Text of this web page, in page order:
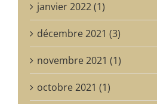
janvier 2022 (1)
décembre 2021 (3)
novembre 2021 (1)
octobre 2021 (1)